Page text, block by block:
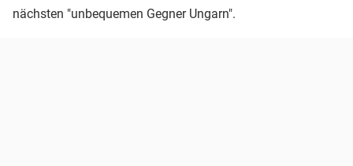
nächsten "unbequemen Gegner Ungarn".